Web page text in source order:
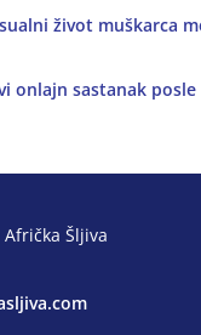
život muškarca
onlajn sastanak
Šljiva